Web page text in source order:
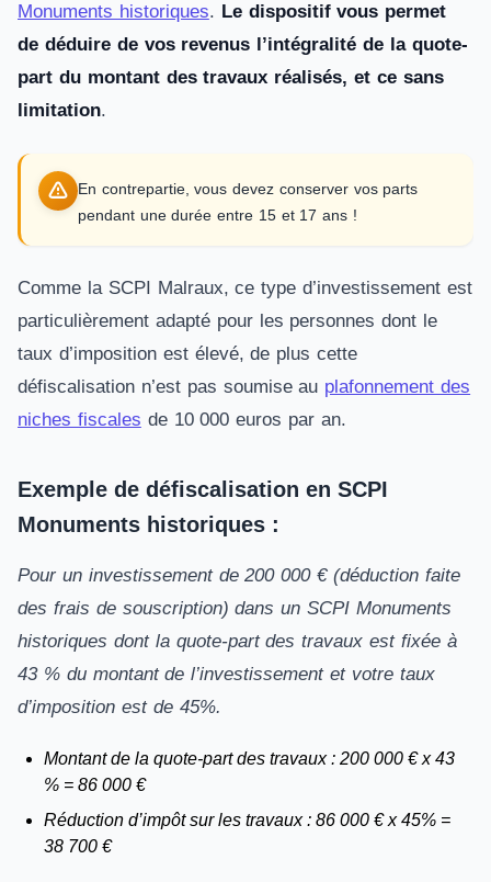
Monuments historiques. Le dispositif vous permet
de déduire de vos revenus l’intégralité de la quote-
part du montant des travaux réalisés, et ce sans
limitation.
En contrepartie, vous devez conserver vos parts
pendant une durée entre 15 et 17 ans !
Comme la SCPI Malraux, ce type d’investissement est
particulièrement adapté pour les personnes dont le
taux d’imposition est élevé, de plus cette
défiscalisation n’est pas soumise au plafonnement des
niches fiscales de 10 000 euros par an.
Exemple de défiscalisation en SCPI
Monuments historiques :
Pour un investissement de 200 000 € (déduction faite
des frais de souscription) dans un SCPI Monuments
historiques dont la quote-part des travaux est fixée à
43 % du montant de l’investissement et votre taux
d’imposition est de 45%.
Montant de la quote-part des travaux : 200 000 € x 43
% = 86 000 €
Réduction d’impôt sur les travaux : 86 000 € x 45% =
38 700 €